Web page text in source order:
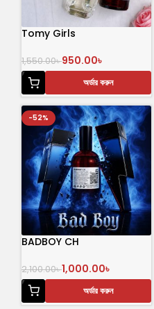
Tomy Girls
1,550.00৳950.00৳
অর্ডার করুন
-52%
BADBOY CH
2,100.00৳1,000.00৳
অর্ডার করুন